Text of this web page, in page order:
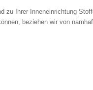
zu Ihrer Inneneinrichtung
beziehen wir von